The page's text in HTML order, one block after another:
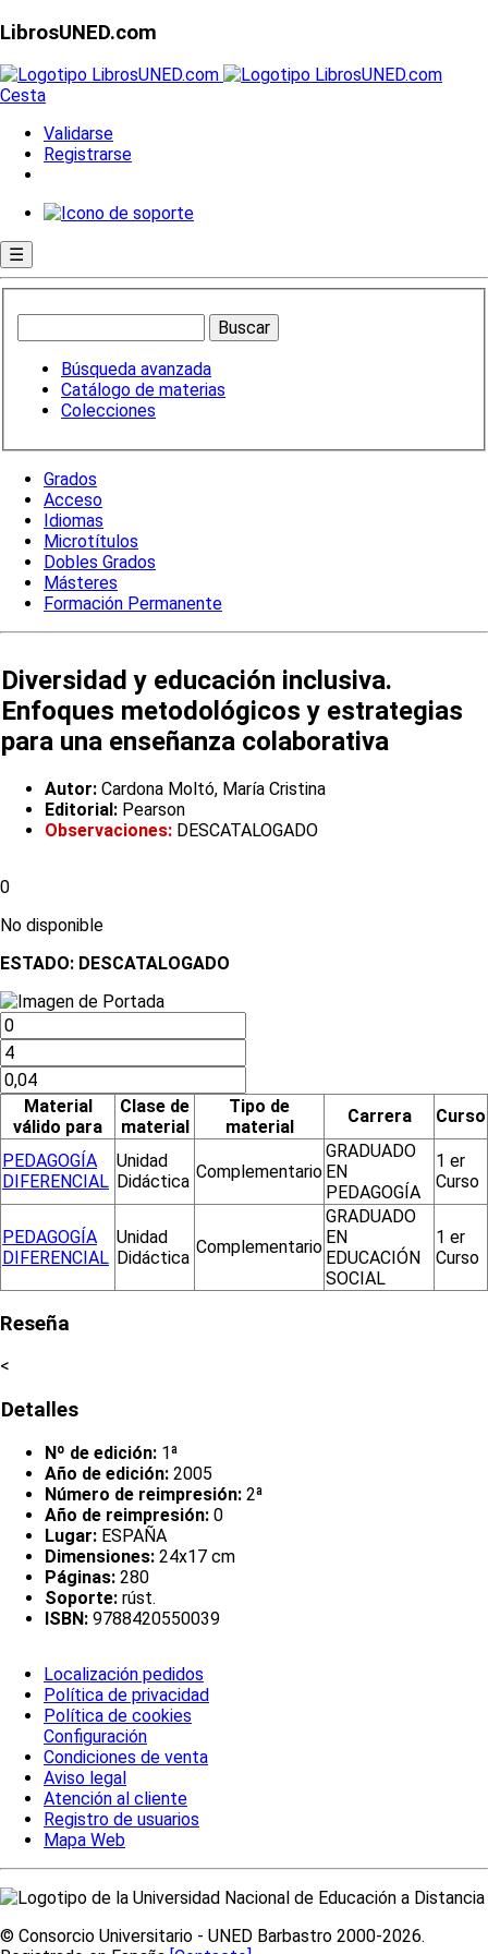
LibrosUNED.com
Cesta
Validarse
Registrarse
☰
Búsqueda avanzada
Catálogo de materias
Colecciones
Grados
Acceso
Idiomas
Microtítulos
Dobles Grados
Másteres
Formación Permanente
Diversidad y educación inclusiva.
Enfoques metodológicos y estrategias
para una enseñanza colaborativa
Autor: Cardona Moltó, María Cristina
Editorial: Pearson
Observaciones: DESCATALOGADO
0
No disponible
ESTADO: DESCATALOGADO
Material
válido para
Clase de
material
Tipo de
material
Carrera Curso
PEDAGOGÍA
DIFERENCIAL
Unidad
Didáctica Complementario
GRADUADO
EN
PEDAGOGÍA
1 er
Curso
PEDAGOGÍA
DIFERENCIAL
Unidad
Didáctica
Complementario
GRADUADO
EN
EDUCACIÓN
SOCIAL
1 er
Curso
Reseña
<
Detalles
Nº de edición: 1ª
Año de edición: 2005
Número de reimpresión: 2ª
Año de reimpresión: 0
Lugar: ESPAÑA
Dimensiones: 24x17 cm
Páginas: 280
Soporte: rúst.
ISBN: 9788420550039
Localización pedidos
Política de privacidad
Política de cookies
Configuración
Condiciones de venta
Aviso legal
Atención al cliente
Registro de usuarios
Mapa Web
© Consorcio Universitario - UNED Barbastro 2000-2026.